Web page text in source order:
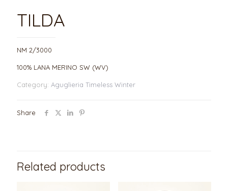
TILDA
NM 2/3000
100% LANA MERINO SW (WV)
Category: Aguglieria Timeless Winter
Share
Related products